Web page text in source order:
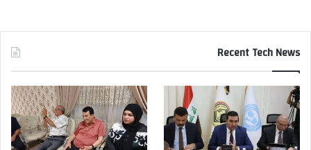
Recent Tech News